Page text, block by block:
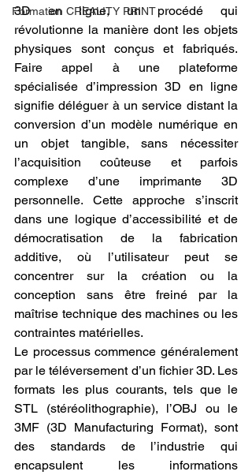
Formation CREALITY PRINT
3D en ligne, un procédé qui
révolutionne la manière dont les objets
physiques sont conçus et fabriqués.
Faire appel à une plateforme
spécialisée d’impression 3D en ligne
signifie déléguer à un service distant la
conversion d’un modèle numérique en
un objet tangible, sans nécessiter
l’acquisition coûteuse et parfois
complexe d’une imprimante 3D
personnelle. Cette approche s’inscrit
dans une logique d’accessibilité et de
démocratisation de la fabrication
additive, où l’utilisateur peut se
concentrer sur la création ou la
conception sans être freiné par la
maîtrise technique des machines ou les
contraintes matérielles.
Le processus commence généralement
par le téléversement d’un fichier 3D. Les
formats les plus courants, tels que le
STL (stéréolithographie), l’OBJ ou le
3MF (3D Manufacturing Format), sont
des standards de l’industrie qui
encapsulent les informations